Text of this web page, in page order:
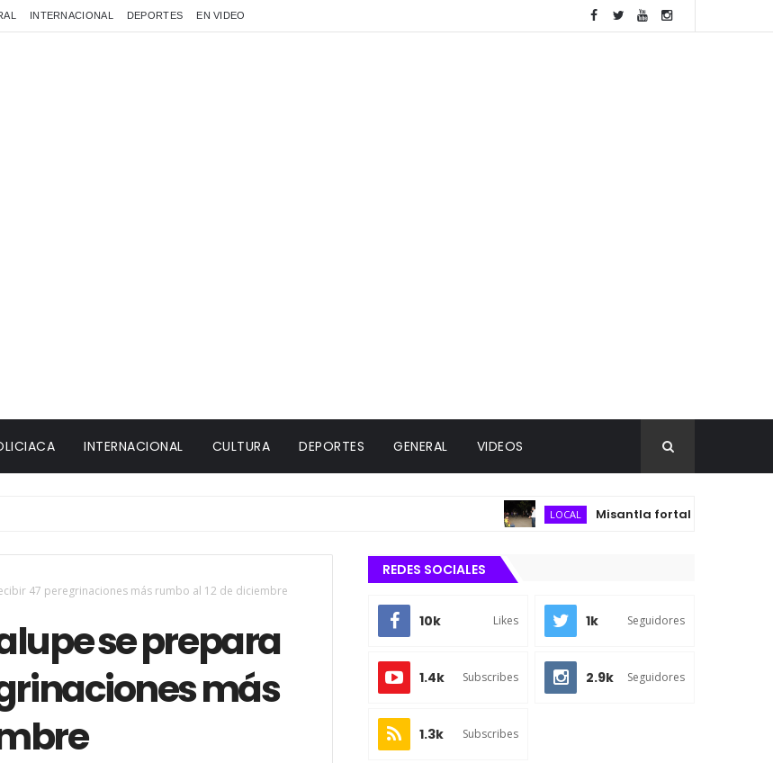
INTERNACIONAL DEPORTES EN VIDEO
INTERNACIONAL CULTURA DEPORTES GENERAL VIDEOS
LOCAL Misantla fortalece
47 peregrinaciones más rumbo al 12 de diciembre
se prepara
más
REDES SOCIALES
10k Likes 1k Seguidores
1.4k Subscribes 2.9k Seguidores
1.3k Subscribes